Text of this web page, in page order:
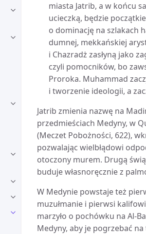
miasta Jatrib, a w końcu
ucieczką, będzie
o dominację na szlakach
dumnej, mekkańskiej
i Chazradż zasłyną jako
czyli pomocników, bo
Proroka. Muhammad
i tworzenie ideologii, a
Jatrib zmienia nazwę na
przedmieściach Medyny, w
(Meczet Pobożności, 622),
pozwalając wielbłądowi
otoczony murem. Drugą
buduje własnoręcznie z
W Medynie powstaje też
muzułmanie i pierwsi
marzyło o pochówku na Al-
Medyny, aby je pogrzebać